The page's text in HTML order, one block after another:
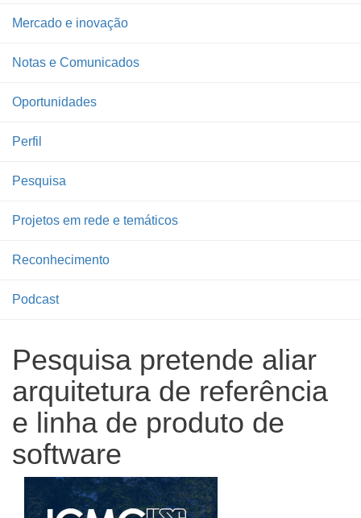
Mercado e inovação
Notas e Comunicados
Oportunidades
Perfil
Pesquisa
Projetos em rede e temáticos
Reconhecimento
Podcast
Pesquisa pretende aliar
arquitetura de referência
e linha de produto de
software